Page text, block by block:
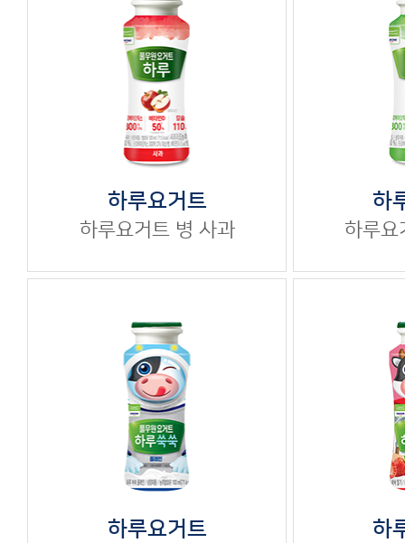
하루요거트
하루요거트 병 사과
하
하루요
하루요거트 하